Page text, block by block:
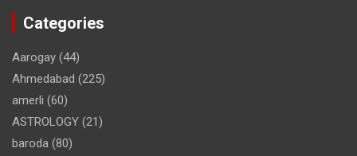
Categories
Aarogay (44)
Ahmedabad (225)
amerli (60)
ASTROLOGY (21)
baroda (80)